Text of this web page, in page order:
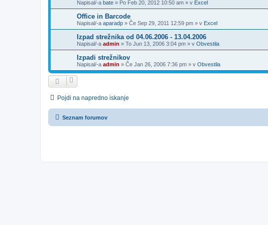
Napisal/-a bate » Po Feb 20, 2012 10:50 am » v Excel
Office in Barcode
Napisal/-a aparadp » Če Sep 29, 2011 12:59 pm » v Excel
Izpad strežnika od 04.06.2006 - 13.04.2006
Napisal/-a admin » To Jun 13, 2006 3:04 pm » v Obvestila
Izpadi strežnikov
Napisal/-a admin » Če Jan 26, 2006 7:36 pm » v Obvestila
Pojdi na napredno iskanje
Seznam forumov